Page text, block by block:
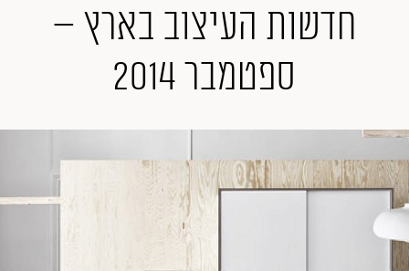
אופנה
ביוטי
ערוצים נוספים
חדשות העיצוב בארץ –
ספטמבר 2014